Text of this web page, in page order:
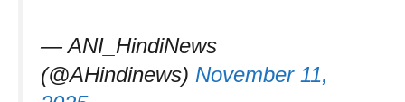
— ANI_HindiNews
(@AHindinews) November 11,